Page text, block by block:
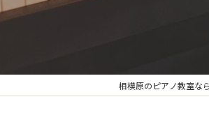
相模原のピアノ教室な